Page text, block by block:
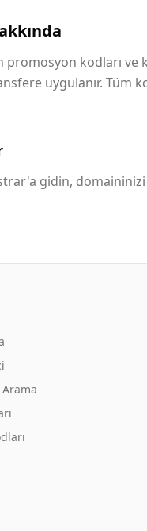
kodları ve
uygulanır. Tüm
gidin, domaininizi